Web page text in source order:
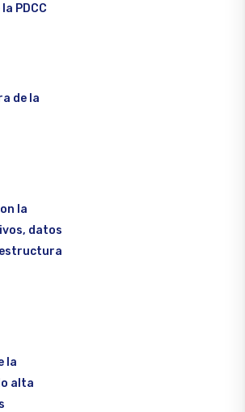
PDCC
de la
la
datos
la
alta